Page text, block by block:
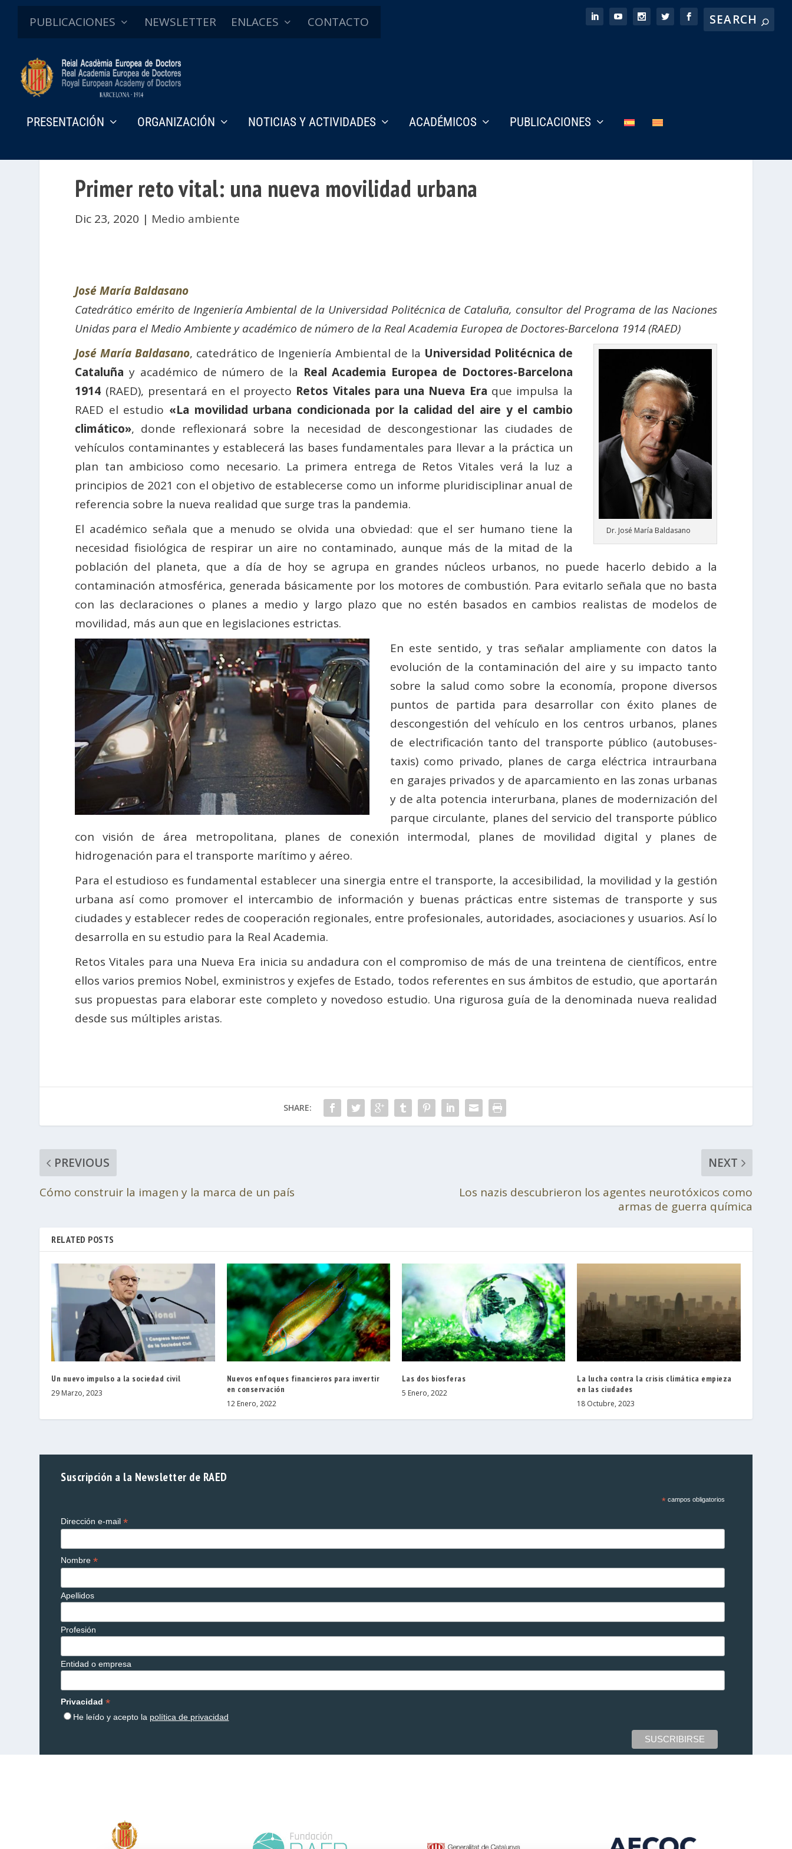
PUBLICACIONES NEWSLETTER ENLACES CONTACTO
PRESENTACIÓN ORGANIZACIÓN NOTICIAS Y ACTIVIDADES ACADÉMICOS PUBLICACIONES
Primer reto vital: una nueva movilidad urbana
Dic 23, 2020 | Medio ambiente
José María Baldasano
Catedrático emérito de Ingeniería Ambiental de la Universidad Politécnica de Cataluña, consultor del Programa de las Naciones
Unidas para el Medio Ambiente y académico de número de la Real Academia Europea de Doctores-Barcelona 1914 (RAED)
Dr. José María Baldasano
José María Baldasano, catedrático de Ingeniería Ambiental de la Universidad Politécnica de
Cataluña y académico de número de la Real Academia Europea de Doctores-Barcelona
1914 (RAED), presentará en el proyecto Retos Vitales para una Nueva Era que impulsa la
RAED el estudio «La movilidad urbana condicionada por la calidad del aire y el cambio
climático», donde reflexionará sobre la necesidad de descongestionar las ciudades de
vehículos contaminantes y establecerá las bases fundamentales para llevar a la práctica un
plan tan ambicioso como necesario. La primera entrega de Retos Vitales verá la luz a
principios de 2021 con el objetivo de establecerse como un informe pluridisciplinar anual de
referencia sobre la nueva realidad que surge tras la pandemia.
El académico señala que a menudo se olvida una obviedad: que el ser humano tiene la
necesidad fisiológica de respirar un aire no contaminado, aunque más de la mitad de la
población del planeta, que a día de hoy se agrupa en grandes núcleos urbanos, no puede hacerlo debido a la
contaminación atmosférica, generada básicamente por los motores de combustión. Para evitarlo señala que no basta
con las declaraciones o planes a medio y largo plazo que no estén basados en cambios realistas de modelos de
movilidad, más aun que en legislaciones estrictas.
En este sentido, y tras señalar ampliamente con datos la
evolución de la contaminación del aire y su impacto tanto
sobre la salud como sobre la economía, propone diversos
puntos de partida para desarrollar con éxito planes de
descongestión del vehículo en los centros urbanos, planes
de electrificación tanto del transporte público (autobuses-
taxis) como privado, planes de carga eléctrica intraurbana
en garajes privados y de aparcamiento en las zonas urbanas
y de alta potencia interurbana, planes de modernización del
parque circulante, planes del servicio del transporte público
con visión de área metropolitana, planes de conexión intermodal, planes de movilidad digital y planes de
hidrogenación para el transporte marítimo y aéreo.
Para el estudioso es fundamental establecer una sinergia entre el transporte, la accesibilidad, la movilidad y la gestión
urbana así como promover el intercambio de información y buenas prácticas entre sistemas de transporte y sus
ciudades y establecer redes de cooperación regionales, entre profesionales, autoridades, asociaciones y usuarios. Así lo
desarrolla en su estudio para la Real Academia.
Retos Vitales para una Nueva Era inicia su andadura con el compromiso de más de una treintena de científicos, entre
ellos varios premios Nobel, exministros y exjefes de Estado, todos referentes en sus ámbitos de estudio, que aportarán
sus propuestas para elaborar este completo y novedoso estudio. Una rigurosa guía de la denominada nueva realidad
desde sus múltiples aristas.
SHARE:
PREVIOUS
Cómo construir la imagen y la marca de un país
NEXT
Los nazis descubrieron los agentes neurotóxicos como
armas de guerra química
RELATED POSTS
Un nuevo impulso a la sociedad civil
29 Marzo, 2023
Nuevos enfoques financieros para invertir
en conservación
12 Enero, 2022
Las dos biosferas
5 Enero, 2022
La lucha contra la crisis climática empieza
en las ciudades
18 Octubre, 2023
Suscripción a la Newsletter de RAED
*campos obligatorios
Dirección e-mail*
Nombre*
Apellidos
Profesión
Entidad o empresa
Privacidad*
He leído y acepto la política de privacidad